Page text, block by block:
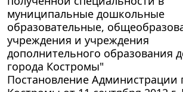
муниципальные дошкольные
образовательные,
учреждения и учреждения
дополнительного образования
города Костромы"
Постановление Администрации